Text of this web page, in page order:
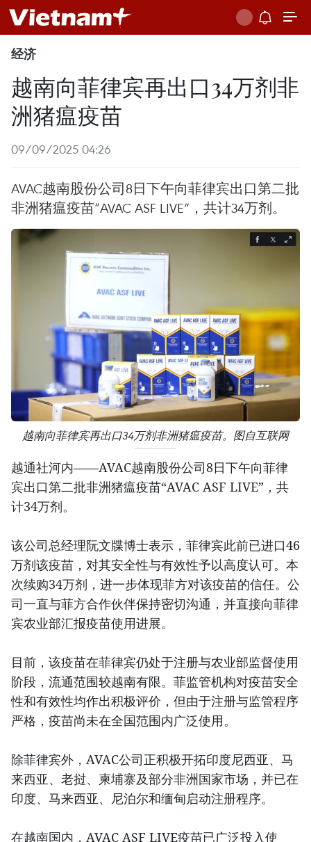
经济
越南向菲律宾再出口34万剂非
洲猪瘟疫苗
09/09/2025 04:26
AVAC越南股份公司8日下午向菲律宾出口第二批
非洲猪瘟疫苗“AVAC ASF LIVE”，共计34万剂。
越南向菲律宾再出口34万剂非洲猪瘟疫苗。图自互联网
越通社河内——AVAC越南股份公司8日下午向菲律
宾出口第二批非洲猪瘟疫苗“AVAC ASF LIVE”，共
计34万剂。
该公司总经理阮文牒博士表示，菲律宾此前已进口46
万剂该疫苗，对其安全性与有效性予以高度认可。本
次续购34万剂，进一步体现菲方对该疫苗的信任。公
司一直与菲方合作伙伴保持密切沟通，并直接向菲律
宾农业部汇报疫苗使用进展。
目前，该疫苗在菲律宾仍处于注册与农业部监督使用
阶段，流通范围较越南有限。菲监管机构对疫苗安全
性和有效性均作出积极评价，但由于注册与监管程序
严格，疫苗尚未在全国范围内广泛使用。
除菲律宾外，AVAC公司正积极开拓印度尼西亚、马
来西亚、老挝、柬埔寨及部分非洲国家市场，并已在
印度、马来西亚、尼泊尔和缅甸启动注册程序。
在越南国内，AVAC ASF LIVE疫苗已广泛投入使